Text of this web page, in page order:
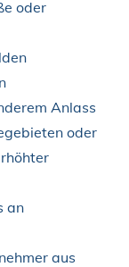
oder
Anlass
oder
an
aus